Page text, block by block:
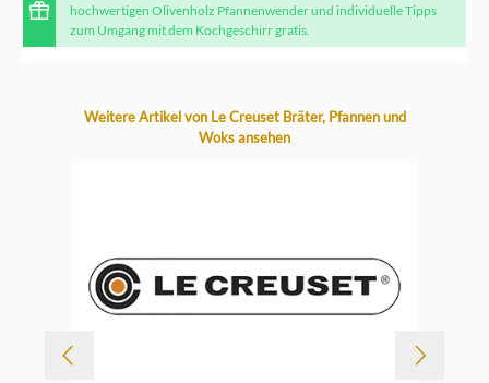
hochwertigen Olivenholz Pfannenwender und individuelle Tipps
zum Umgang mit dem Kochgeschirr gratis.
Produktgalerie überspringen
Weitere Artikel von Le Creuset Bräter, Pfannen und
Woks ansehen